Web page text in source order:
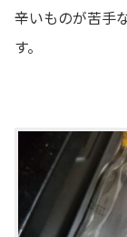
辛いものが苦手
す。